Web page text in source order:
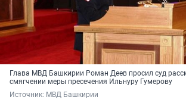
Глава МВД Башкирии Роман Деев просил суд
смягчении меры пресечения Ильнуру Гумерову
Источник: МВД Башкирии